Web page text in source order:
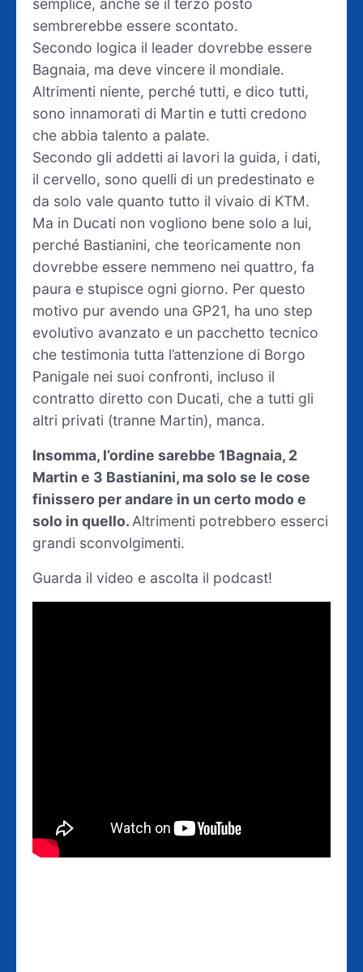
semplice, anche se il terzo posto
sembrerebbe essere scontato.
Secondo logica il leader dovrebbe essere
Bagnaia, ma deve vincere il mondiale.
Altrimenti niente, perché tutti, e dico tutti,
sono innamorati di Martin e tutti credono
che abbia talento a palate.
Secondo gli addetti ai lavori la guida, i dati,
il cervello, sono quelli di un predestinato e
da solo vale quanto tutto il vivaio di KTM.
Ma in Ducati non vogliono bene solo a lui,
perché Bastianini, che teoricamente non
dovrebbe essere nemmeno nei quattro, fa
paura e stupisce ogni giorno. Per questo
motivo pur avendo una GP21, ha uno step
evolutivo avanzato e un pacchetto tecnico
che testimonia tutta l’attenzione di Borgo
Panigale nei suoi confronti, incluso il
contratto diretto con Ducati, che a tutti gli
altri privati (tranne Martin), manca.
Insomma, l’ordine sarebbe 1Bagnaia, 2
Martin e 3 Bastianini, ma solo se le cose
finissero per andare in un certo modo e
solo in quello. Altrimenti potrebbero esserci
grandi sconvolgimenti.
Guarda il video e ascolta il podcast!